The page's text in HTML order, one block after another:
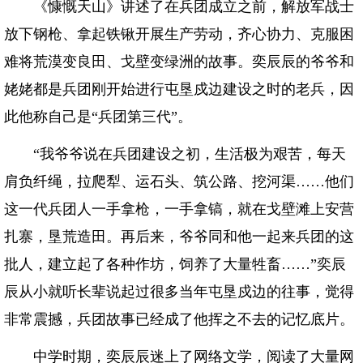
《慷慨天山》讲述了在兵团成立之前，解放军战士
放下钢枪、拿起铁锹开展生产劳动，齐心协力、克服困
难将荒漠变良田、戈壁变绿洲的故事。奕辰辰的爷爷和
姥姥都是兵团刚开始进行屯垦戍边建设之时的老兵，因
此他称自己是“兵团第三代”。
“我爷爷说在兵团建设之初，生活极为艰苦，每天
肩负纤绳，拉爬犁、运石头、筑公路、挖河渠……他们
这一代兵团人一手拿枪，一手拿镐，就在戈壁滩上安营
扎寨，垦荒造田。再后来，爷爷同和他一起来兵团的这
批人，建立起了各种作坊，饲养了大量牲畜……”奕辰
辰从小就听长辈说起过很多当年屯垦戍边的往事，觉得
非常震撼，兵团故事已经成了他挥之不去的记忆底片。
中学时期，奕辰辰迷上了网络文学，阅读了大量网